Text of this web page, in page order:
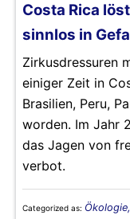
Costa Rica
sinnlos in
Zirkusdressuren
einiger Zeit in
Brasilien, Peru,
worden. Im Jahr
das Jagen von
verbot.
Categorized as: